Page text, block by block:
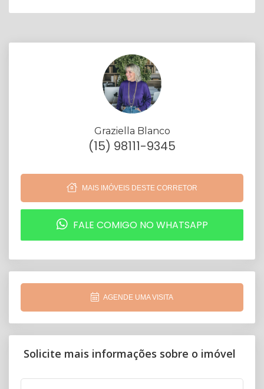
Graziella Blanco
(15) 98111-9345
MAIS IMÓVEIS DESTE CORRETOR
FALE COMIGO NO WHATSAPP
AGENDE UMA VISITA
Solicite mais informações sobre o imóvel